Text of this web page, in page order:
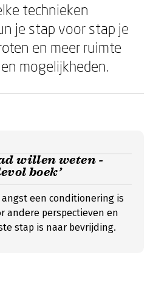
technieken
je stap voor stap je
en meer ruimte
mogelijkheden.
willen weten -
boek’
een conditionering is
andere perspectieven en
stap is naar bevrijding.